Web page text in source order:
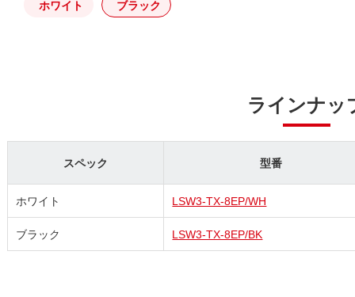
ホワイト ブラック
ラインナッ
スペック 型番
ホワイト LSW3-TX-8EP/WH
ブラック LSW3-TX-8EP/BK